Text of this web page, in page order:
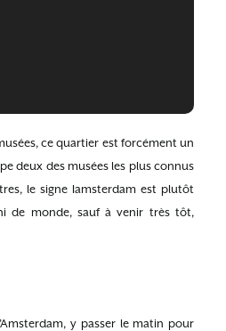
ce quartier est forcément un
deux des musées les plus connus
le signe Iamsterdam est plutôt
de monde, sauf à venir très tôt,
y passer le matin pour